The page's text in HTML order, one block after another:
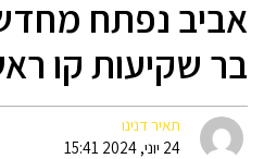
בר שקיעות קו
תאיר דנינו
24 יוני, 2024 15:41